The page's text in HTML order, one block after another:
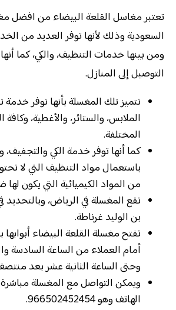
تعتبر مغاسل القلعة البيضاء من افضل
السعودية وذلك لأنها توفر العديد من
ومن بينها خدمات التنظيف، والكي، كما
التوصيل إلى المنازل.
تتميز تلك المغسلة بأنها توفر
الملابس، والستائر، والأغطية،
المختلفة.
كما أنها توفر خدمة الكي والتجفيف،
باستعمال مواد التنظيف التي لا
من المواد الكيميائية التي يكون
تقع المغسلة في الرياض، وبالتحديد
بن الوليد غرناطة.
تفتح مغسلة القلعة البيضاء
أمام العملاء من الساعة السادسة
وحتى الساعة الثانية عشر بعد
ويمكن التواصل مع المغسلة
الهاتف وهو 966502452454.